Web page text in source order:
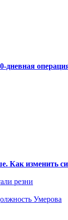
дневная
Как изменить
резни
Умерова